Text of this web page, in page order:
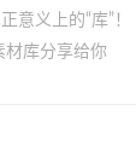
意义上的“库”！
材库分享给你